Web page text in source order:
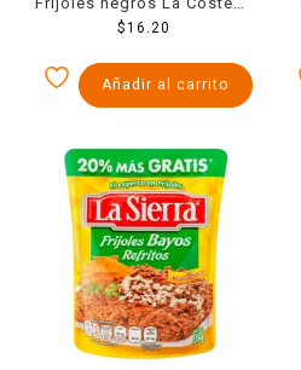
refritos en lata 440 g
$16.20
Añadir al carrito